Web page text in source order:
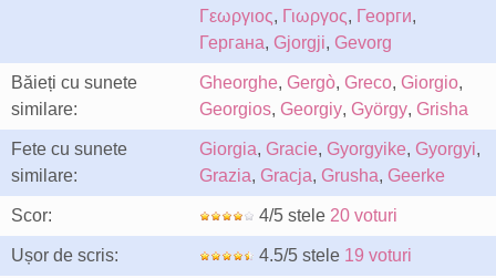
Γεωργιος, Γιωργος, Георги,
Гергана, Gjorgji, Gevorg
Băieți cu sunete
similare:
Gheorghe, Gergò, Greco, Giorgio,
Georgios, Georgiy, György, Grisha
Fete cu sunete
similare:
Giorgia, Gracie, Gyorgyike, Gyorgyi,
Grazia, Gracja, Grusha, Geerke
Scor: 4/5 stele 20 voturi
Ușor de scris: 4.5/5 stele 19 voturi